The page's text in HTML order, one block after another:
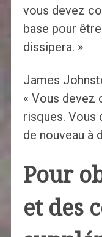
vous devez
base pour
dissipera. »
James
« Vous devez
risques. Vous
de nouveau à
Pour
et des